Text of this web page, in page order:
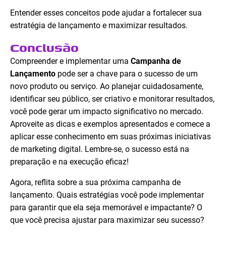
Entender esses conceitos pode ajudar a fortalecer sua
estratégia de lançamento e maximizar resultados.
Conclusão
Compreender e implementar uma Campanha de
Lançamento pode ser a chave para o sucesso de um
novo produto ou serviço. Ao planejar cuidadosamente,
identificar seu público, ser criativo e monitorar resultados,
você pode gerar um impacto significativo no mercado.
Aproveite as dicas e exemplos apresentados e comece a
aplicar esse conhecimento em suas próximas iniciativas
de marketing digital. Lembre-se, o sucesso está na
preparação e na execução eficaz!
Agora, reflita sobre a sua próxima campanha de
lançamento. Quais estratégias você pode implementar
para garantir que ela seja memorável e impactante? O
que você precisa ajustar para maximizar seu sucesso?